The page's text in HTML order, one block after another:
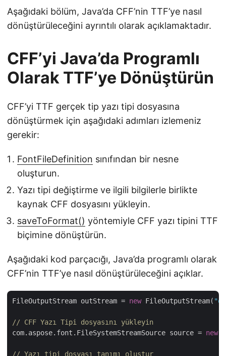
Aşağıdaki bölüm, Java’da CFF’nin TTF’ye nasıl
dönüştürüleceğini ayrıntılı olarak açıklamaktadır.
CFF’yi Java’da Programlı
Olarak TTF’ye Dönüştürün
CFF’yi TTF gerçek tip yazı tipi dosyasına
dönüştürmek için aşağıdaki adımları izlemeniz
gerekir:
FontFileDefinition sınıfından bir nesne
oluşturun.
Yazı tipi değiştirme ve ilgili bilgilerle birlikte
kaynak CFF dosyasını yükleyin.
saveToFormat() yöntemiyle CFF yazı tipini TTF
biçimine dönüştürün.
Aşağıdaki kod parçacığı, Java’da programlı olarak
CFF’nin TTF’ye nasıl dönüştürüleceğini açıklar.
FileOutputStream outStream = new FileOutputStream(
// CFF Yazı Tipi dosyasını yükleyin
com.aspose.font.FileSystemStreamSource source = new
// Yazı tipi dosyası tanımı oluştur